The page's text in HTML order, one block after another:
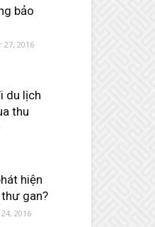
bảo
27, 2016
du lịch
thu
hiện
gan?
2016